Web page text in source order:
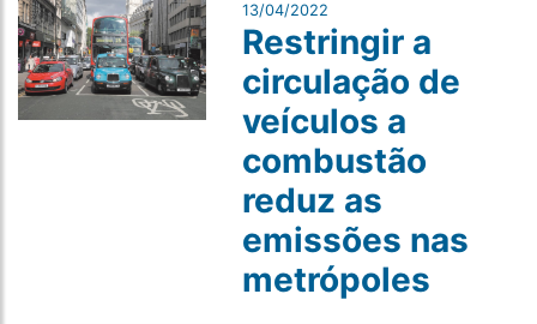
13/04/2022
Restringir a
circulação de
veículos a
combustão
reduz as
emissões nas
metrópoles